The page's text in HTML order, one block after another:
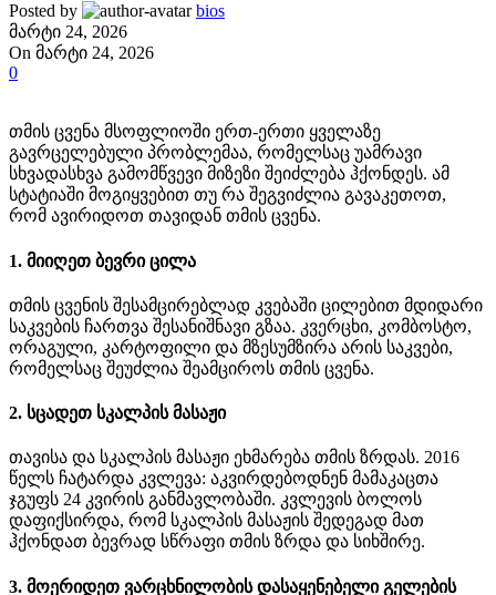
Posted by
bios
მარტი 24, 2026
On მარტი 24, 2026
0
თმის ცვენა მსოფლიოში ერთ-ერთი ყველაზე
გავრცელებული პრობლემაა, რომელსაც უამრავი
სხვადასხვა გამომწვევი მიზეზი შეიძლება ჰქონდეს. ამ
სტატიაში მოგიყვებით თუ რა შეგვიძლია გავაკეთოთ,
რომ ავირიდოთ თავიდან თმის ცვენა.
1. მიიღეთ ბევრი ცილა
თმის ცვენის შესამცირებლად კვებაში ცილებით მდიდარი
საკვების ჩართვა შესანიშნავი გზაა. კვერცხი, კომბოსტო,
ორაგული, კარტოფილი და მზესუმზირა არის საკვები,
რომელსაც შეუძლია შეამციროს თმის ცვენა.
2. სცადეთ სკალპის მასაჟი
თავისა და სკალპის მასაჟი ეხმარება თმის ზრდას. 2016
წელს ჩატარდა კვლევა: აკვირდებოდნენ მამაკაცთა
ჯგუფს 24 კვირის განმავლობაში. კვლევის ბოლოს
დაფიქსირდა, რომ სკალპის მასაჟის შედეგად მათ
ჰქონდათ ბევრად სწრაფი თმის ზრდა და სიხშირე.
3. მოერიდეთ ვარცხნილობის დასაყენებელი გელების